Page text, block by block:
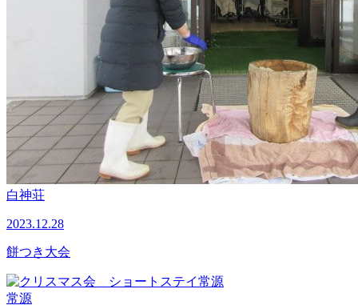
白神荘
2023.12.28
餅つき大会
常源